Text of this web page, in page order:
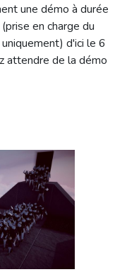
une démo à durée
en charge du
d'ici le 6
attendre de la démo